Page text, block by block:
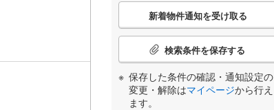
こ
検
条
件
新着物件通知を受け取る
検索条件を保存する
保存した条件の確認・通知設定の
変更・解除はマイページから行え
ます。
50戸以上）
小学校まで1km以内（ 1）